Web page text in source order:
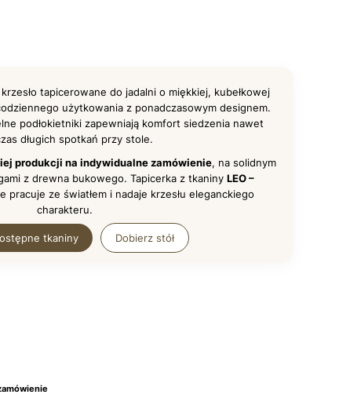
tapicerowane do jadalni o miękkiej, kubełkowej
użytkowania z ponadczasowym designem.
podłokietniki zapewniają komfort siedzenia nawet
długich spotkań przy stole.
produkcji na indywidualne zamówienie, na solidnym
z drewna bukowego. Tapicerka z tkaniny LEO –
pracuje ze światłem i nadaje krzesłu eleganckiego
charakteru.
tkaniny Dobierz stół